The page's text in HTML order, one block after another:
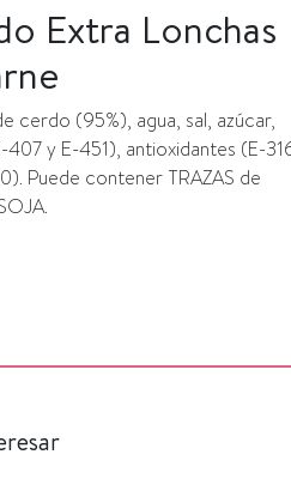
Extra Lonchas
cerdo (95%), agua, sal, azúcar,
y E-451), antioxidantes (E-
Puede contener TRAZAS de